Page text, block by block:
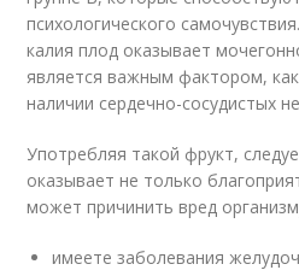
психологического
калия плод оказывает
является важным фактором,
наличии сердечно-сосудистых
Употребляя такой фрукт,
оказывает не только
может причинить вред
имеете заболевания